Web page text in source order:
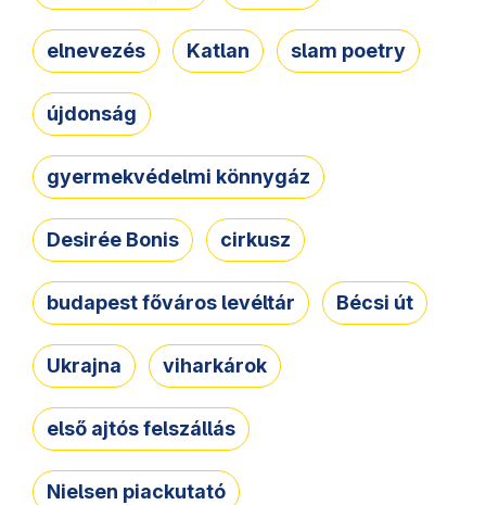
elnevezés Katlan slam poetry
újdonság
gyermekvédelmi könnygáz
Desirée Bonis cirkusz
budapest főváros levéltár Bécsi út
Ukrajna viharkárok
első ajtós felszállás
Nielsen piackutató